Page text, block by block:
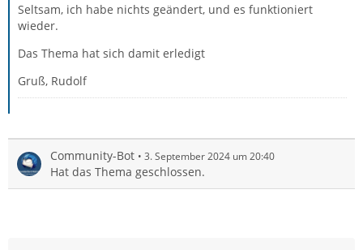
Seltsam, ich habe nichts geändert, und es funktioniert
wieder.
Das Thema hat sich damit erledigt
Gruß, Rudolf
Community-Bot 3. September 2024 um 20:40
Hat das Thema geschlossen.